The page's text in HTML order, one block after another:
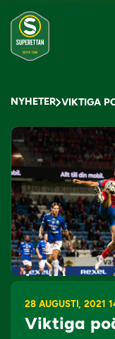
NYHETER VIKTIGA
28 AUGUSTI, 2021
Viktiga